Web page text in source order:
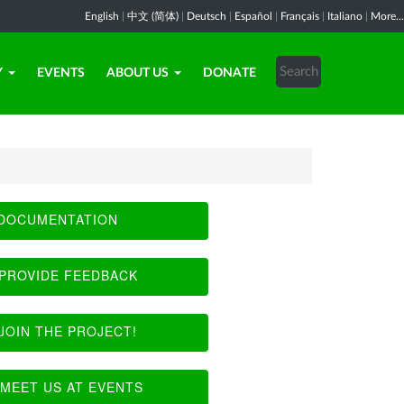
English 中文 (简体) Deutsch Español Français Italiano More...
EVENTS ABOUT US DONATE
FEEDBACK
THE PROJECT!
US AT EVENTS